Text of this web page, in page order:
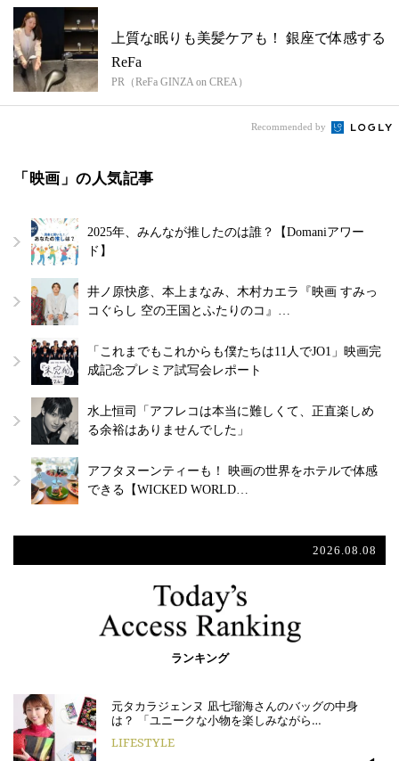
上質な眠りも美髪ケアも！ 銀座で体感する
ReFa
PR（ReFa GINZA on CREA）
Recommended by
「映画」の人気記事
2025年、みんなが推したのは誰？【Domaniアワー
ド】
井ノ原快彦、本上まなみ、木村カエラ『映画 すみっ
コぐらし 空の王国とふたりのコ』…
「これまでもこれからも僕たちは11人でJO1」映画完
成記念プレミア試写会レポート
水上恒司「アフレコは本当に難しくて、正直楽しめ
る余裕はありませんでした」
アフタヌーンティーも！ 映画の世界をホテルで体感
できる【WICKED WORLD…
2026.08.08
ランキング
元タカラジェンヌ 凪七瑠海さんのバッグの中身
は？ 「ユニークな小物を楽しみながら…
LIFESTYLE